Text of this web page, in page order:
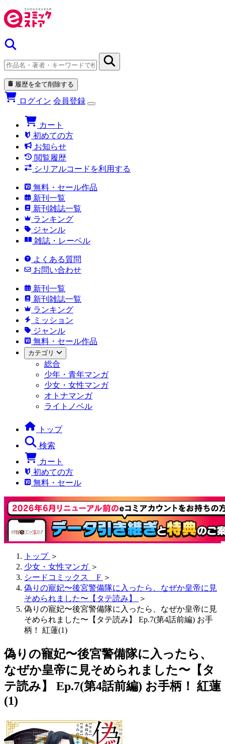
履歴を全て削除する
ログイン 会員登録
カート
初めての方
お知らせ
閲覧履歴
シリアルコードを利用する
無料・セール作品
新刊一覧
新刊雑誌一覧
ランキング
ジャンル
雑誌・レーベル
よくある質問
お問い合わせ
新刊一覧
新刊雑誌一覧
ランキング
ミッション
ジャンル
無料・セール作品
カテゴリ
総合
少年・青年マンガ
少女・女性マンガ
オトナマンガ
ライトノベル
トップ
検索
カート
初めての方
無料・セール
トップ ＞
少女・女性マンガ ＞
シードコミックス F ＞
偽りの寵妃〜後宮警備隊に入ったら、なぜか皇帝に見
そめられました〜【タテ読み】
＞
偽りの寵妃〜後宮警備隊に入ったら、なぜか皇帝に見
そめられました〜【タテ読み】 Ep.7(第4話前編) お手
柄！ 紅蓮(1)
偽りの寵妃〜後宮警備隊に入ったら、
なぜか皇帝に見そめられました〜【タ
テ読み】 Ep.7(第4話前編) お手柄！ 紅蓮
(1)